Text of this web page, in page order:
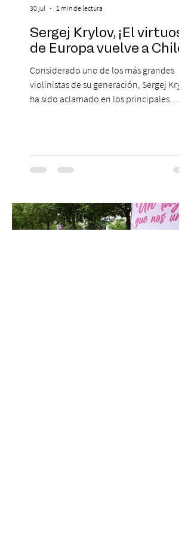
Sergej Krylov, ¡El virtuoso
de Europa vuelve a Chile!
Considerado uno de los más grandes
violinistas de su generación, Sergej Krylov
ha sido aclamado en los principales
escenario del Teatro CA660 para
protagonizar una velada extraordinaria
Las Cuatro Estaciones de Antonio Vivaldi y
Las Cuatro Estaciones Porteñas de Astor
30 jul 1 min de lectura